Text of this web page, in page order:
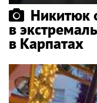
Никитюк
в
в Карпатах